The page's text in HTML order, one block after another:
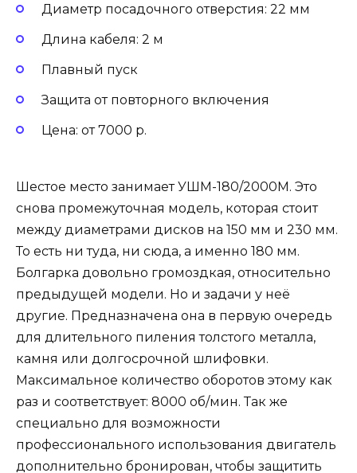
Диаметр посадочного отверстия: 22 мм
Длина кабеля: 2 м
Плавный пуск
Защита от повторного включения
Цена: от 7000 р.
Шестое место занимает УШМ-180/2000М. Это
снова промежуточная модель, которая стоит
между диаметрами дисков на 150 мм и 230 мм.
То есть ни туда, ни сюда, а именно 180 мм.
Болгарка довольно громоздкая, относительно
предыдущей модели. Но и задачи у неё
другие. Предназначена она в первую очередь
для длительного пиления толстого металла,
камня или долгосрочной шлифовки.
Максимальное количество оборотов этому как
раз и соответствует: 8000 об/мин. Так же
специально для возможности
профессионального использования двигатель
дополнительно бронирован, чтобы защитить